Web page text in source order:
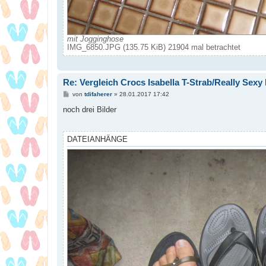
mit Jogginghose
IMG_6850.JPG (135.75 KiB) 21904 mal betrachtet
Re: Vergleich Crocs Isabella T-Strab/Really Sexy
B
i
g
von tdifaherer» 28.01.2017 17:42
noch drei Bilder
DATEIANHÄNGE